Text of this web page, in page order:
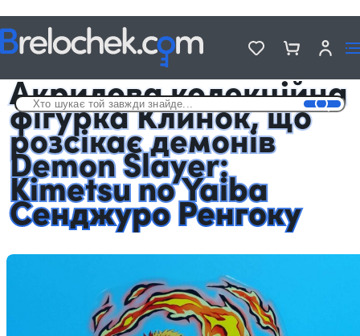
Акрилова колекційна фігурка Клинок, що розсікає демонів Demon
Slayer: Kimetsu no Yaiba Сенджуро Ренгоку
Акрилова колекційна
фігурка Клинок, що
розсікає демонів
Demon Slayer:
Kimetsu no Yaiba
Сенджуро Ренгоку